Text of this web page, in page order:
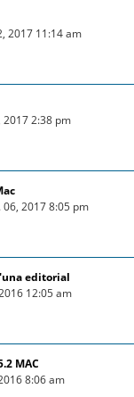
2017 11:14 am
2017 2:38 pm
06, 2017 8:05 pm
editorial
12:05 am
MAC
8:06 am